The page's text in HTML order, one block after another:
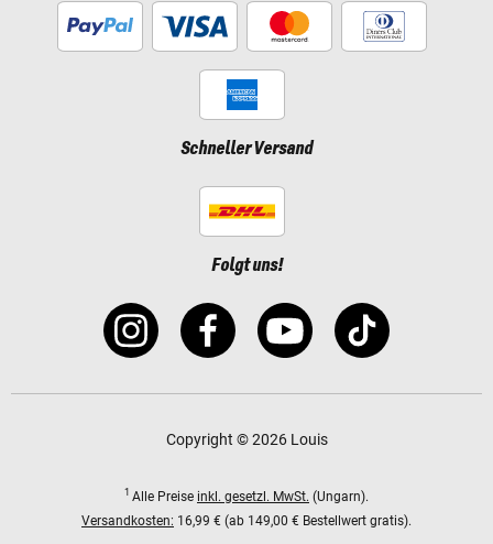
Schneller Versand
Folgt uns!
Copyright © 2026 Louis
1 Alle Preise inkl. gesetzl. MwSt. (Ungarn).
Versandkosten: 16,99 € (ab 149,00 € Bestellwert gratis).